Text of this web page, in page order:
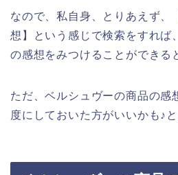
なので、私自身、とりあえず
想】という感じで検索をすれば
の感想をみつけることができる
ただ、ベルシュヴーの商品の感
度にしておいた方がいいかも♪